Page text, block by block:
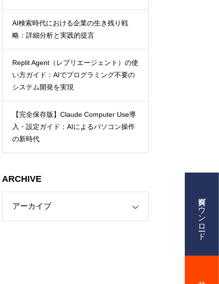
）予約
内容
AI活用、クリエイティブ制作
情報ナレッジベース
資料ダウンロード
AI検索時代における企業の生き残り戦
略：詳細分析と実践的提言
Replit Agent（レプリエージェント）の使
い方ガイド：AIでプログラミング不要の
システム開発を実現
【完全保存版】Claude Computer Use導
入・設定ガイド：AIによるパソコン操作
の新時代
ARCHIVE